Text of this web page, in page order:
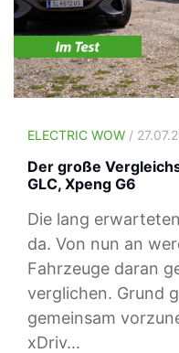
ELECTRIC WOW /
Der große
GLC, Xpeng G6
Die lang
da. Von nun an
Fahrzeuge daran
verglichen. Grund
gemeinsam
xDriv...